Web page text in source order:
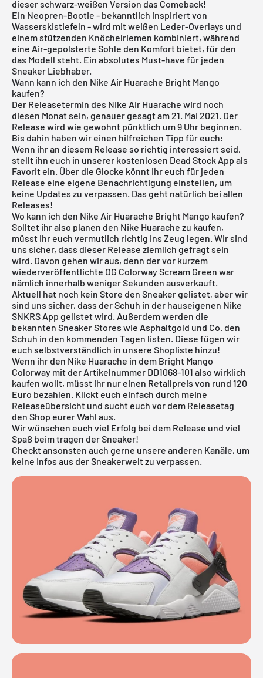
dieser schwarz-weißen Version das Comeback!
Ein Neopren-Bootie - bekanntlich inspiriert von
Wasserskistiefeln - wird mit weißen Leder-Overlays und
einem stützenden Knöchelriemen kombiniert, während
eine Air-gepolsterte Sohle den Komfort bietet, für den
das Modell steht. Ein absolutes Must-have für jeden
Sneaker Liebhaber.
Wann kann ich den Nike Air Huarache Bright Mango
kaufen?
Der Releasetermin des Nike Air Huarache wird noch
diesen Monat sein, genauer gesagt am 21. Mai 2021. Der
Release wird wie gewohnt pünktlich um 9 Uhr beginnen.
Bis dahin haben wir einen hilfreichen Tipp für euch:
Wenn ihr an diesem Release so richtig interessiert seid,
stellt ihn euch in unserer kostenlosen Dead Stock App als
Favorit ein. Über die Glocke könnt ihr euch für jeden
Release eine eigene Benachrichtigung einstellen, um
keine Updates zu verpassen. Das geht natürlich bei allen
Releases!
Wo kann ich den Nike Air Huarache Bright Mango kaufen?
Solltet ihr also planen den Nike Huarache zu kaufen,
müsst ihr euch vermutlich richtig ins Zeug legen. Wir sind
uns sicher, dass dieser Release ziemlich gefragt sein
wird. Davon gehen wir aus, denn der vor kurzem
wiederveröffentlichte OG Colorway Scream Green war
nämlich innerhalb weniger Sekunden ausverkauft.
Aktuell hat noch kein Store den Sneaker gelistet, aber wir
sind uns sicher, dass der Schuh in der hauseigenen Nike
SNKRS App gelistet wird. Außerdem werden die
bekannten Sneaker Stores wie Asphaltgold und Co. den
Schuh in den kommenden Tagen listen. Diese fügen wir
euch selbstverständlich in unsere Shopliste hinzu!
Wenn ihr den Nike Huarache in dem Bright Mango
Colorway mit der Artikelnummer DD1068-101 also wirklich
kaufen wollt, müsst ihr nur einen Retailpreis von rund 120
Euro bezahlen. Klickt euch einfach durch meine
Releaseübersicht und sucht euch vor dem Releasetag
den Shop eurer Wahl aus.
Wir wünschen euch viel Erfolg bei dem Release und viel
Spaß beim tragen der Sneaker!
Checkt ansonsten auch gerne unsere anderen Kanäle, um
keine Infos aus der Sneakerwelt zu verpassen.